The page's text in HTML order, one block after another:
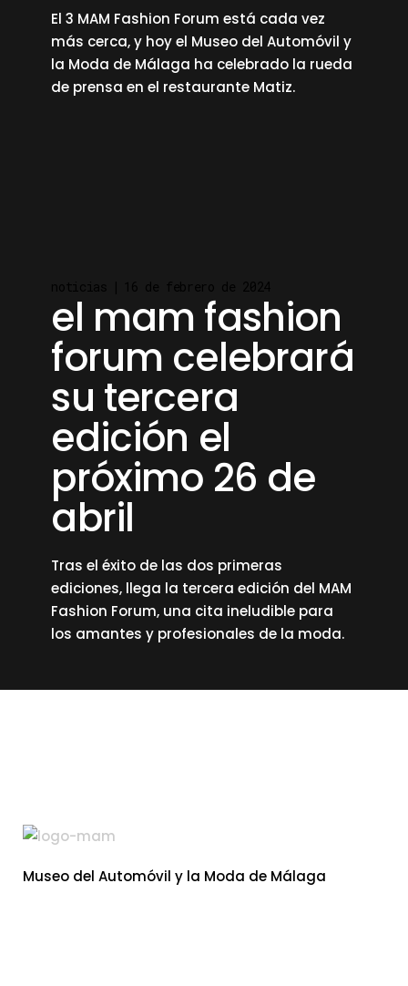
El 3 MAM Fashion Forum está cada vez
más cerca, y hoy el Museo del Automóvil y
la Moda de Málaga ha celebrado la rueda
de prensa en el restaurante Matiz.
el mam fashion
forum celebrará
su tercera
edición el
próximo 26 de
abril
Tras el éxito de las dos primeras
ediciones, llega la tercera edición del MAM
Fashion Forum, una cita ineludible para
los amantes y profesionales de la moda.
Museo del Automóvil y la Moda de Málaga